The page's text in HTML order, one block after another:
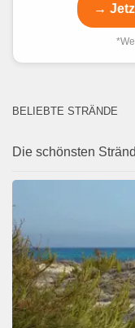
→
BELIEBTE STRÄNDE
Die schönsten